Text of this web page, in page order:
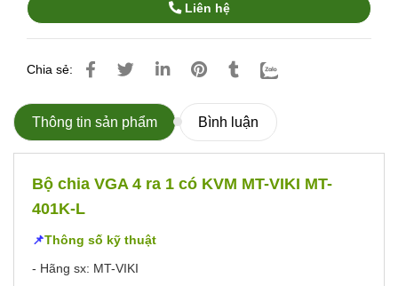
Liên hệ
Chia sẻ:
Thông tin sản phẩm Bình luận
Bộ chia VGA 4 ra 1 có KVM MT-VIKI MT-
401K-L
📌Thông số kỹ thuật
- Hãng sx: MT-VIKI